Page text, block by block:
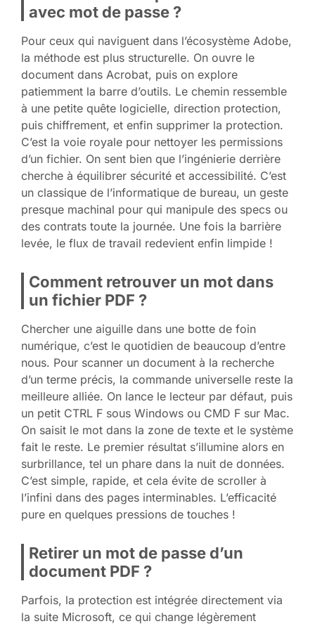
avec mot de passe ?
Pour ceux qui naviguent dans l’écosystème Adobe,
la méthode est plus structurelle. On ouvre le
document dans Acrobat, puis on explore
patiemment la barre d’outils. Le chemin ressemble
à une petite quête logicielle, direction protection,
puis chiffrement, et enfin supprimer la protection.
C’est la voie royale pour nettoyer les permissions
d’un fichier. On sent bien que l’ingénierie derrière
cherche à équilibrer sécurité et accessibilité. C’est
un classique de l’informatique de bureau, un geste
presque machinal pour qui manipule des specs ou
des contrats toute la journée. Une fois la barrière
levée, le flux de travail redevient enfin limpide !
Comment retrouver un mot dans
un fichier PDF ?
Chercher une aiguille dans une botte de foin
numérique, c’est le quotidien de beaucoup d’entre
nous. Pour scanner un document à la recherche
d’un terme précis, la commande universelle reste la
meilleure alliée. On lance le lecteur par défaut, puis
un petit CTRL F sous Windows ou CMD F sur Mac.
On saisit le mot dans la zone de texte et le système
fait le reste. Le premier résultat s’illumine alors en
surbrillance, tel un phare dans la nuit de données.
C’est simple, rapide, et cela évite de scroller à
l’infini dans des pages interminables. L’efficacité
pure en quelques pressions de touches !
Retirer un mot de passe d’un
document PDF ?
Parfois, la protection est intégrée directement via
la suite Microsoft, ce qui change légèrement